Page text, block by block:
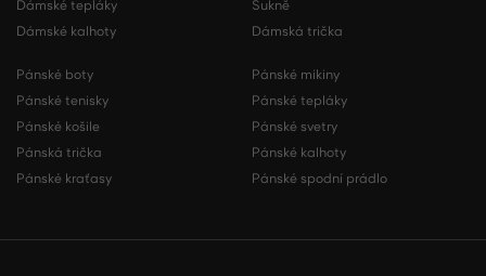
Dámské tepláky
Dámské kalhoty
Sukně
Dámská trička
Pánské boty
Pánské tenisky
Pánské košile
Pánská trička
Pánské kraťasy
Pánské mikiny
Pánské tepláky
Pánské svetry
Pánské kalhoty
Pánské spodní prádlo